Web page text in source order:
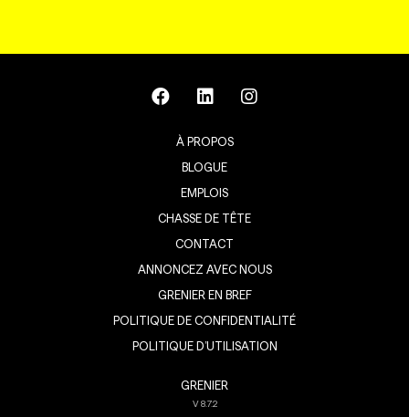
À PROPOS
BLOGUE
EMPLOIS
CHASSE DE TÊTE
CONTACT
ANNONCEZ AVEC NOUS
GRENIER EN BREF
POLITIQUE DE CONFIDENTIALITÉ
POLITIQUE D’UTILISATION
GRENIER
V8.7.2